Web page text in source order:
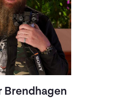
Brendhagen